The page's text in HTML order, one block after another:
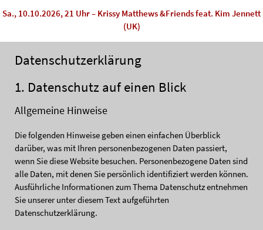
Sa., 10.10.2026, 21 Uhr – Krissy Matthews &Friends feat. Kim Jennett
(UK)
Datenschutzerklärung
1. Datenschutz auf einen Blick
Allgemeine Hinweise
Die folgenden Hinweise geben einen einfachen Überblick
darüber, was mit Ihren personenbezogenen Daten passiert,
wenn Sie diese Website besuchen. Personenbezogene Daten sind
alle Daten, mit denen Sie persönlich identifiziert werden können.
Ausführliche Informationen zum Thema Datenschutz entnehmen
Sie unserer unter diesem Text aufgeführten
Datenschutzerklärung.